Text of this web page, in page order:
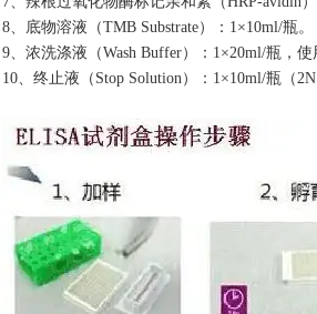
8、底物溶液（TMB Substrate）：1×10ml/瓶。
9、浓洗涤液（Wash Buffer）：1×20ml/瓶，使
10、终止液（Stop Solution）：1×10ml/瓶（2N